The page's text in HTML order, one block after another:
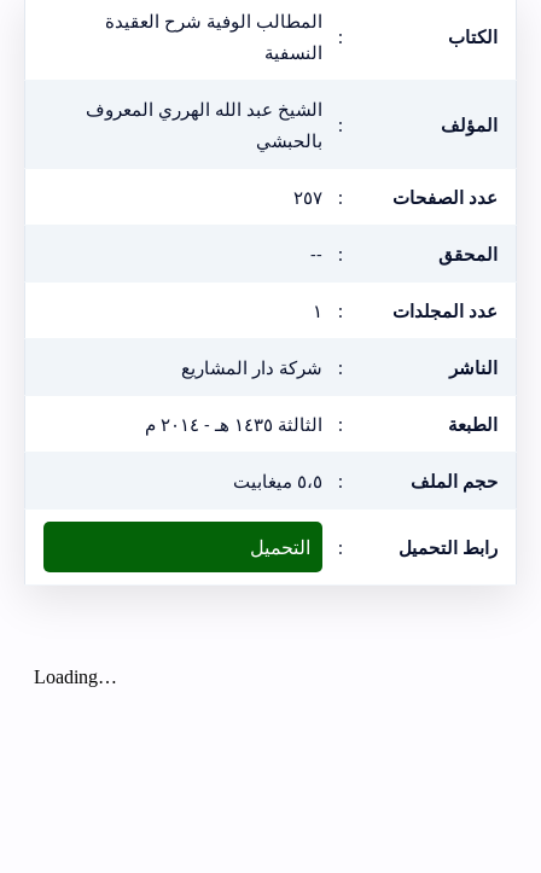
الكتاب :
المطالب الوفية شرح العقيدة
النسفية
المؤلف :
الشيخ عبد الله الهرري المعروف
بالحبشي
عدد الصفحات : ٢٥٧
المحقق :
--
عدد المجلدات : ١
الناشر : شركة دار المشاريع
الطبعة : الثالثة ١٤٣٥ هـ - ٢٠١٤ م
حجم الملف : ٥،٥ ميغابيت
رابط التحميل : التحميل